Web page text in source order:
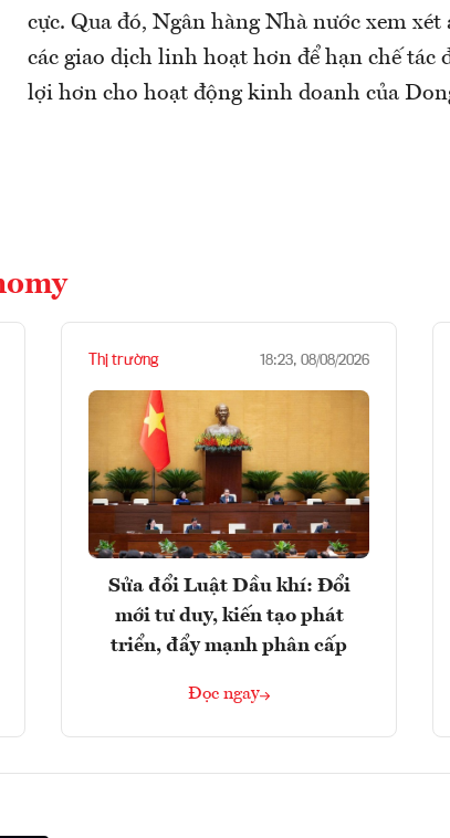
cực. Qua đó, Ngân hàng Nhà nước xem
các giao dịch linh hoạt hơn để hạn chế tác
lợi hơn cho hoạt động kinh doanh của
Thị trường 18:23, 08/08/2026
Sửa đổi Luật Dầu khí: Đổi
mới tư duy, kiến tạo phát
triển, đẩy mạnh phân cấp
Đọc ngay